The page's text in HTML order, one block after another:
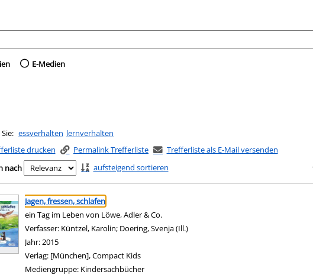
nach der Sie suchen wollen.
E-Medien
anzeigen
essverhalten lernverhalten
drucken
Permalink Trefferliste
Trefferliste als E-Mail versenden
nach
aufsteigend sortieren
springen
Jagen, fressen, schlafen
ein Tag im Leben von Löwe, Adler & Co.
Verfasser: Küntzel, Karolin; Doering, Svenja (Ill.)
Jahr:2015
Verlag: [München], Compact Kids
Mediengruppe: Kindersachbücher